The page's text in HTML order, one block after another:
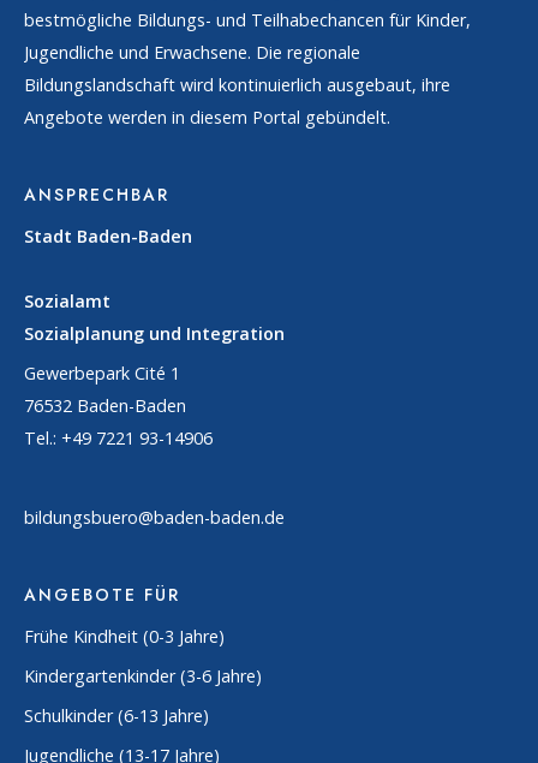
bestmögliche Bildungs- und Teilhabechancen für Kinder,
Jugendliche und Erwachsene. Die regionale
Bildungslandschaft wird kontinuierlich ausgebaut, ihre
Angebote werden in diesem Portal gebündelt.
ANSPRECHBAR
Stadt Baden-Baden
Sozialamt
Sozialplanung und Integration
Gewerbepark Cité 1
76532 Baden-Baden
Tel.: +49 7221 93-14906
bildungsbuero@baden-baden.de
ANGEBOTE FÜR
Frühe Kindheit (0-3 Jahre)
Kindergartenkinder (3-6 Jahre)
Schulkinder (6-13 Jahre)
Jugendliche (13-17 Jahre)